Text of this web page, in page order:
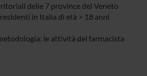
delle 7 province del Veneto
in Italia di età > 18 anni
le attività del farmacista